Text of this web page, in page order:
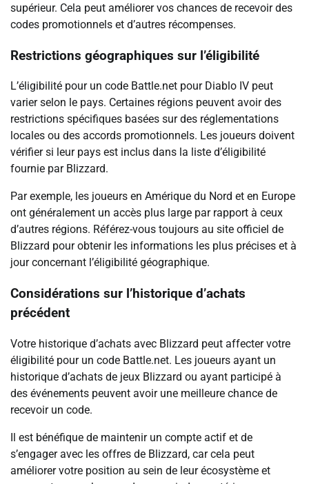
supérieur. Cela peut améliorer vos chances de recevoir des
codes promotionnels et d’autres récompenses.
Restrictions géographiques sur l’éligibilité
L’éligibilité pour un code Battle.net pour Diablo IV peut
varier selon le pays. Certaines régions peuvent avoir des
restrictions spécifiques basées sur des réglementations
locales ou des accords promotionnels. Les joueurs doivent
vérifier si leur pays est inclus dans la liste d’éligibilité
fournie par Blizzard.
Par exemple, les joueurs en Amérique du Nord et en Europe
ont généralement un accès plus large par rapport à ceux
d’autres régions. Référez-vous toujours au site officiel de
Blizzard pour obtenir les informations les plus précises et à
jour concernant l’éligibilité géographique.
Considérations sur l’historique d’achats
précédent
Votre historique d’achats avec Blizzard peut affecter votre
éligibilité pour un code Battle.net. Les joueurs ayant un
historique d’achats de jeux Blizzard ou ayant participé à
des événements peuvent avoir une meilleure chance de
recevoir un code.
Il est bénéfique de maintenir un compte actif et de
s’engager avec les offres de Blizzard, car cela peut
améliorer votre position au sein de leur écosystème et